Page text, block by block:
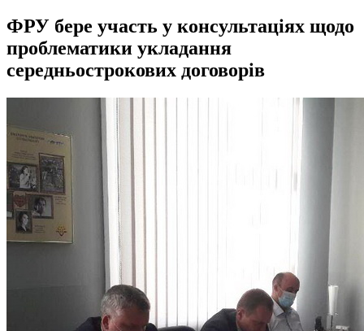
ФРУ бере участь у консультаціях щодо
проблематики укладання
середньострокових договорів